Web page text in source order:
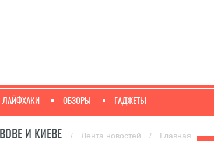
ЛАЙФХАКИ ОБЗОРЫ ГАДЖЕТЫ
И КИЕВЕ / Лента новостей / Главная